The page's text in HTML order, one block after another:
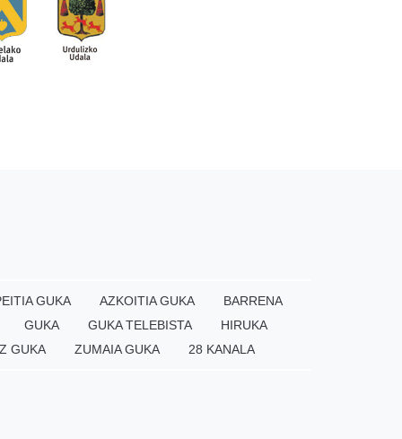
GUKA AZKOITIA GUKA
BARRENA
GUKA GUKA TELEBISTA
HIRUKA
GUKA ZUMAIA GUKA 28 KANALA